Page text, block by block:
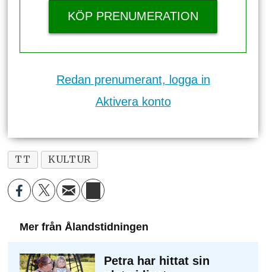
KÖP PRENUMERATION
Redan prenumerant, logga in
Aktivera konto
TT KULTUR